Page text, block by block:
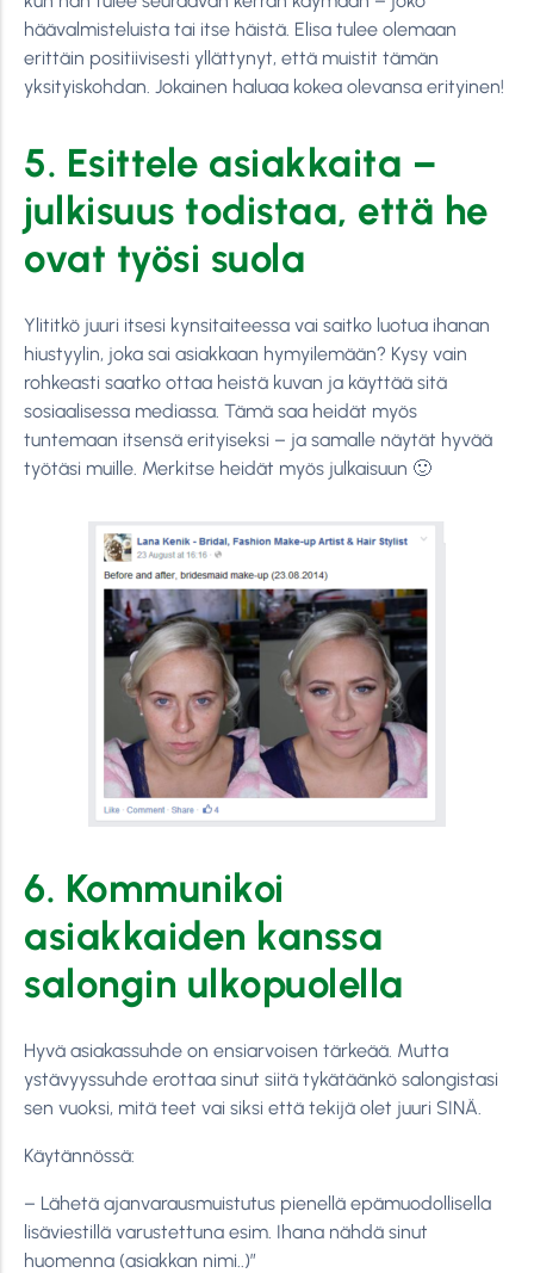
häävalmisteluista tai itse häistä. Elisa tulee olemaan
erittäin positiivisesti yllättynyt, että muistit tämän
yksityiskohdan. Jokainen haluaa kokea olevansa erityinen!
5. Esittele asiakkaita –
julkisuus todistaa, että he
ovat työsi suola
Ylititkö juuri itsesi kynsitaiteessa vai saitko luotua ihanan
hiustyylin, joka sai asiakkaan hymyilemään? Kysy vain
rohkeasti saatko ottaa heistä kuvan ja käyttää sitä
sosiaalisessa mediassa. Tämä saa heidät myös
tuntemaan itsensä erityiseksi – ja samalle näytät hyvää
työtäsi muille. Merkitse heidät myös julkaisuun 🙂
6. Kommunikoi
asiakkaiden kanssa
salongin ulkopuolella
Hyvä asiakassuhde on ensiarvoisen tärkeää. Mutta
ystävyyssuhde erottaa sinut siitä tykätäänkö salongistasi
sen vuoksi, mitä teet vai siksi että tekijä olet juuri SINÄ.
Käytännössä:
– Lähetä ajanvarausmuistutus pienellä epämuodollisella
lisäviestillä varustettuna esim. Ihana nähdä sinut
huomenna (asiakkan nimi..)”